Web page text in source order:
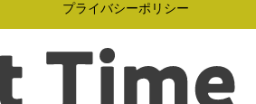
プライバシーポリシー